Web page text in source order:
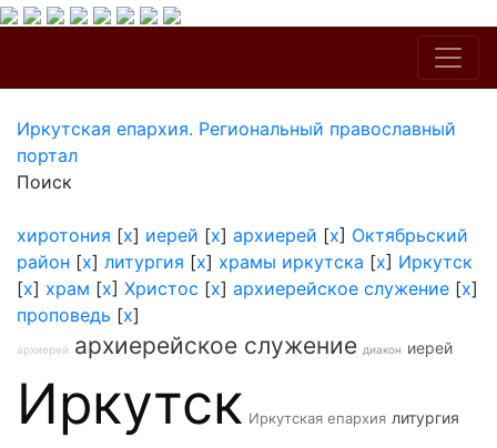
Иркутская епархия. Региональный православный
портал
Поиск
хиротония [x] иерей [x] архиерей [x] Октябрьский
район [x] литургия [x] храмы иркутска [x] Иркутск
[x] храм [x] Христос [x] архиерейское служение [x]
проповедь [x]
архиерей архиерейское служение диакон иерей
Иркутск Иркутская епархия литургия